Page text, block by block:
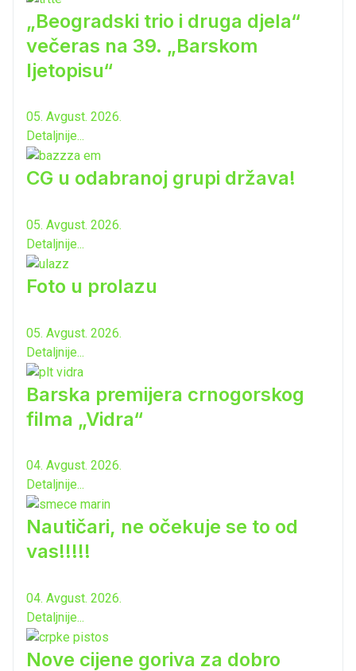
„Beogradski trio i druga djela“
večeras na 39. „Barskom
ljetopisu“
05. Avgust. 2026.
Detaljnije...
CG u odabranoj grupi država!
05. Avgust. 2026.
Detaljnije...
Foto u prolazu
05. Avgust. 2026.
Detaljnije...
Barska premijera crnogorskog
filma „Vidra“
04. Avgust. 2026.
Detaljnije...
Nautičari, ne očekuje se to od
vas!!!!!
04. Avgust. 2026.
Detaljnije...
Nove cijene goriva za dobro